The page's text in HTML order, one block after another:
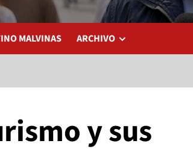
MALVINAS ARCHIVO
y sus